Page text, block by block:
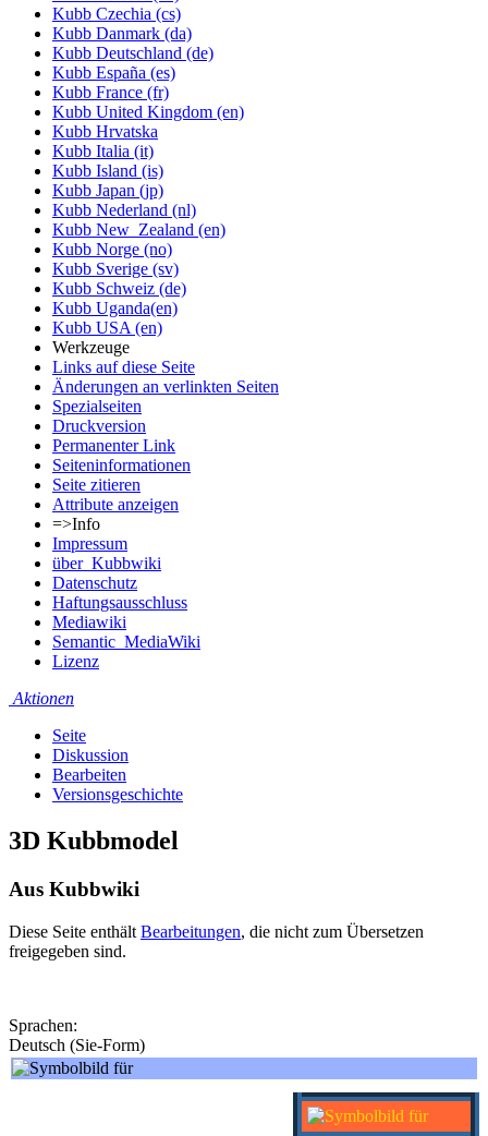
Kubb Czechia (cs)
Kubb Danmark (da)
Kubb Deutschland (de)
Kubb España (es)
Kubb France (fr)
Kubb United Kingdom (en)
Kubb Hrvatska
Kubb Italia (it)
Kubb Island (is)
Kubb Japan (jp)
Kubb Nederland (nl)
Kubb New_Zealand (en)
Kubb Norge (no)
Kubb Sverige (sv)
Kubb Schweiz (de)
Kubb Uganda(en)
Kubb USA (en)
Werkzeuge
Links auf diese Seite
Änderungen an verlinkten Seiten
Spezialseiten
Druckversion
Permanenter Link
Seiten­informationen
Seite zitieren
Attribute anzeigen
=>Info
Impressum
über_Kubbwiki
Datenschutz
Haftungsausschluss
Mediawiki
Semantic_MediaWiki
Lizenz
Aktionen
Seite
Diskussion
Bearbeiten
Versionsgeschichte
3D Kubbmodel
Aus Kubbwiki
Diese Seite enthält Bearbeitungen, die nicht zum Übersetzen
freigegeben sind.
Sprachen:
Deutsch (Sie-Form)‎